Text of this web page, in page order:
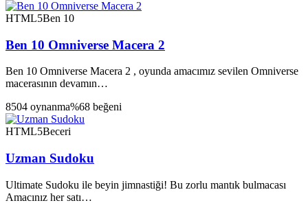
HTML5Ben 10
Ben 10 Omniverse Macera 2
Ben 10 Omniverse Macera 2 , oyunda amacımız sevilen Omniverse
macerasının devamın…
8504 oynanma%68 beğeni
HTML5Beceri
Uzman Sudoku
Ultimate Sudoku ile beyin jimnastiği! Bu zorlu mantık bulmacası
Amacınız her satı…